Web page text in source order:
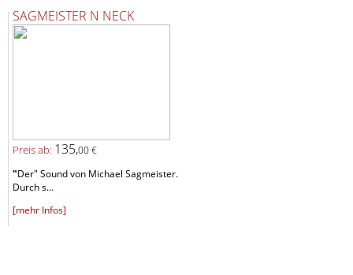
SAGMEISTER N NECK
Preis ab: 135,00 €
"Der" Sound von Michael Sagmeister.
Durch s...
[mehr Infos]